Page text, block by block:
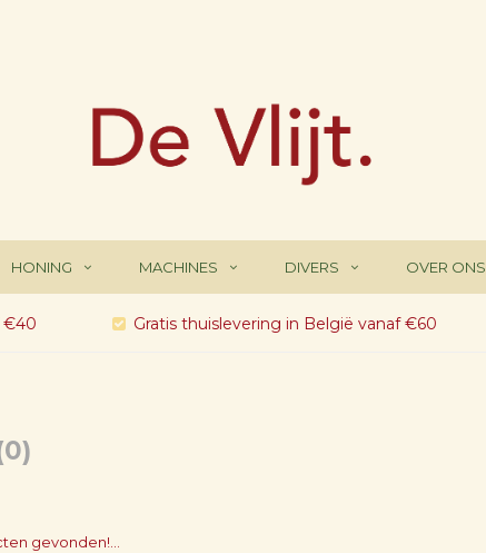
HONING MACHINES DIVERS OVER ONS
€40 Gratis thuislevering in België vanaf €60
gevonden!...